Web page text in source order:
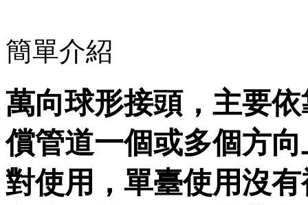
簡單介紹
萬向球形接頭，主
償管道一個或多個方向
對使用，單臺使用沒有